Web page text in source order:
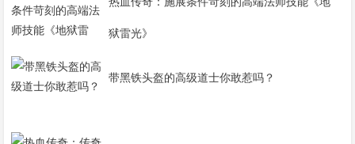
狱雷光》
带黑铁头盔的高级道士你敢惹吗？